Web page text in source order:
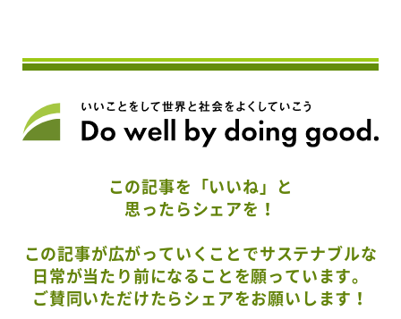
この記事を「いいね」と
思ったらシェアを！
この記事が広がっていくことでサステナブルな
日常が当たり前になることを願っています。
ご賛同いただけたらシェアをお願いします！